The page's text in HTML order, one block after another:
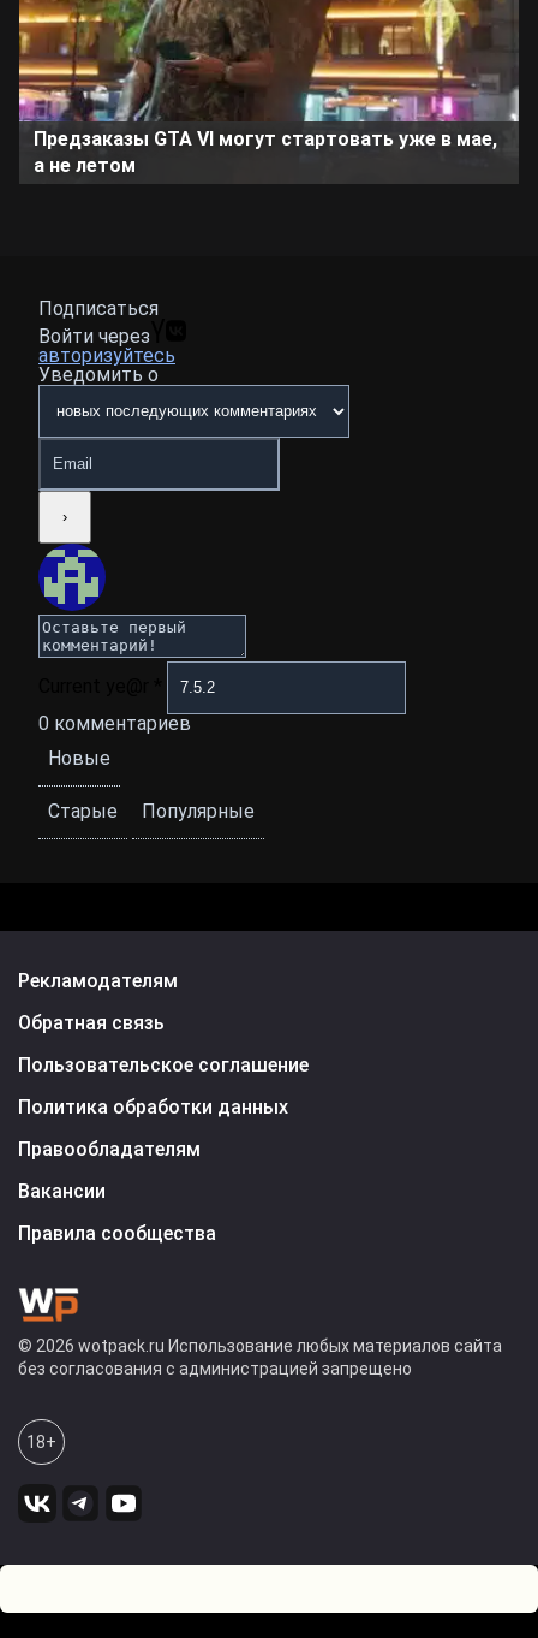
Предзаказы GTA VI могут стартовать уже в мае,
а не летом
Подписаться
Войти через
авторизуйтесь
Уведомить о
0 комментариев
Новые
Старые Популярные
Рекламодателям
Обратная связь
Пользовательское соглашение
Политика обработки данных
Правообладателям
Вакансии
Правила сообщества
© 2026 wotpack.ru Использование любых материалов сайта
без согласования с администрацией запрещено
18+